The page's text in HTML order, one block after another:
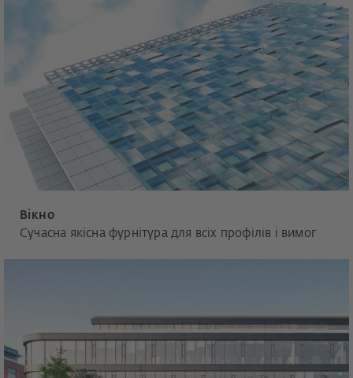
Вікно
Сучасна якісна фурнітура для всіх профілів і вимог